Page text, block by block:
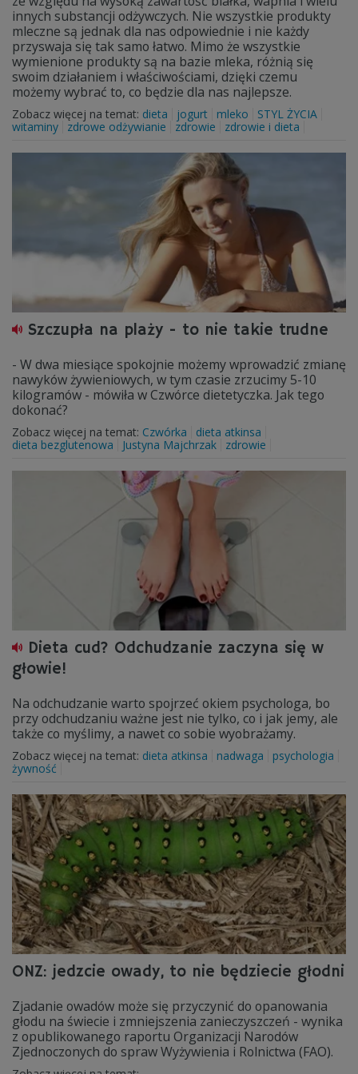
innych substancji odżywczych. Nie wszystkie produkty
mleczne są jednak dla nas odpowiednie i nie każdy
przyswaja się tak samo łatwo. Mimo że wszystkie
wymienione produkty są na bazie mleka, różnią się
swoim działaniem i właściwościami, dzięki czemu
możemy wybrać to, co będzie dla nas najlepsze.
Zobacz więcej na temat: dieta jogurt mleko
STYL ŻYCIA
witaminy
zdrowe odżywianie zdrowie zdrowie i dieta
Szczupła na plaży - to nie takie trudne
- W dwa miesiące spokojnie możemy wprowadzić zmianę
nawyków żywieniowych, w tym czasie zrzucimy 5-10
kilogramów - mówiła w Czwórce dietetyczka. Jak tego
dokonać?
Zobacz więcej na temat: Czwórka
dieta atkinsa
dieta bezglutenowa
Justyna Majchrzak zdrowie
Dieta cud? Odchudzanie zaczyna się w
głowie!
Na odchudzanie warto spojrzeć okiem psychologa, bo
przy odchudzaniu ważne jest nie tylko, co i jak jemy, ale
także co myślimy, a nawet co sobie wyobrażamy.
Zobacz więcej na temat: dieta atkinsa nadwaga
psychologia
żywność
ONZ: jedzcie owady, to nie będziecie głodni
Zjadanie owadów może się przyczynić do opanowania
głodu na świecie i zmniejszenia zanieczyszczeń - wynika
z opublikowanego raportu Organizacji Narodów
Zjednoczonych do spraw Wyżywienia i Rolnictwa (FAO).